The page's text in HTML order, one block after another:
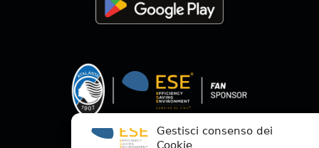
Gestisci consenso dei
Cookie